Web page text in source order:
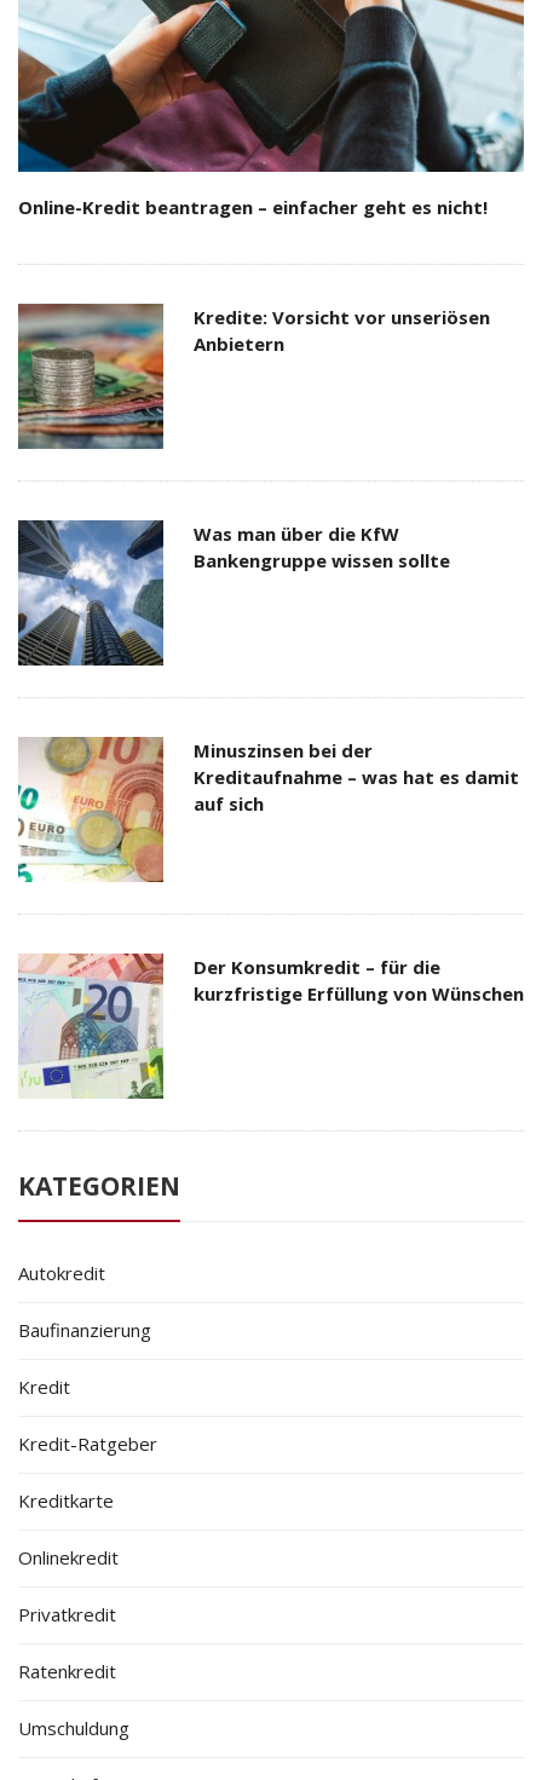
Online-Kredit beantragen – einfacher geht es nicht!
Kredite: Vorsicht vor unseriösen
Anbietern
Was man über die KfW
Bankengruppe wissen sollte
Minuszinsen bei der
Kreditaufnahme – was hat es damit
auf sich
Der Konsumkredit – für die
kurzfristige Erfüllung von Wünschen
KATEGORIEN
Autokredit
Baufinanzierung
Kredit
Kredit-Ratgeber
Kreditkarte
Onlinekredit
Privatkredit
Ratenkredit
Umschuldung